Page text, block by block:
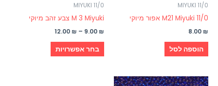
MIYUKI 11/0
0/M21 Miyuki 11 אפור מיוקי
8.00 ₪
הוספה לסל
MIYUKI 11/0
M 3 Miyuki צבע זהב מיוקי
9.00 ₪
–
12.00 ₪
בחר אפשרויות
בעמוד
למוצר